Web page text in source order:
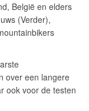
België en elders
(Verder),
over een langere
ook voor de testen